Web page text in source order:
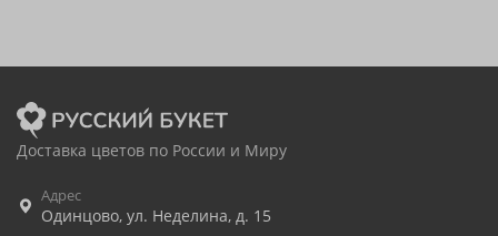
Доставка цветов по России и Миру
Адрес
Одинцово, ул. Неделина, д. 15